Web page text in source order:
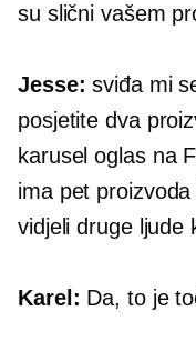
su slični vašem
Jesse: sviđa mi
posjetite dva
karusel oglas na
ima pet
vidjeli druge ljude
Karel: Da, to je